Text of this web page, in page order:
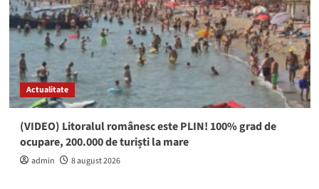
Actualitate
(VIDEO) Litoralul românesc este PLIN! 100% grad de
ocupare, 200.000 de turiști la mare
admin 8 august 2026